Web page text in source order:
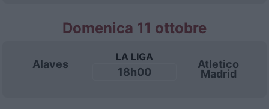
Domenica 11 ottobre
Alaves
LA LIGA
18h00
Atletico
Madrid